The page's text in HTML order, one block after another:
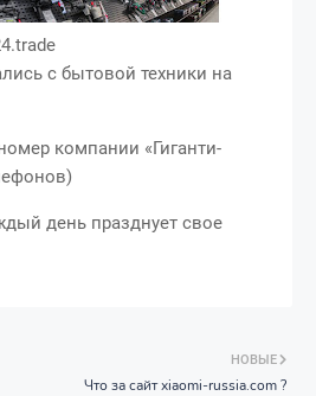
с бытовой техники на
компании «Гиганти-
день празднует свое
НОВЫЕ
Что за сайт xiaomi-russia.com ?